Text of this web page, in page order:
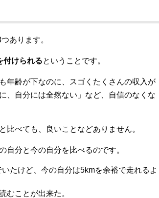
あります。
付けられるということです。
年齢が下なのに、スゴくたくさんの収入が
、自分には全然ない」など、自信のなくな
比べても、良いことなどありません。
自分と今の自分を比べるのです。
たけど、今の自分は5kmを余裕で走れるよ
むことが出来た。